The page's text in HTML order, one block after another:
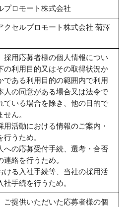
プロモート株式会社
クセルプロモート株式会社 菊澤
採用応募者様の個人情報につい
の利用目的又はその取得状況か
である利用目的の範囲内で利用
人の同意がある場合又は法令で
ている場合を除き、他の目的で
ん。
用活動における情報のご案内・
行うため。
への応募受付手続、選考・合否
連絡を行うため。
ける入社手続等、当社の採用活
社手続を行うため。
ご提供いただいた応募者様の個